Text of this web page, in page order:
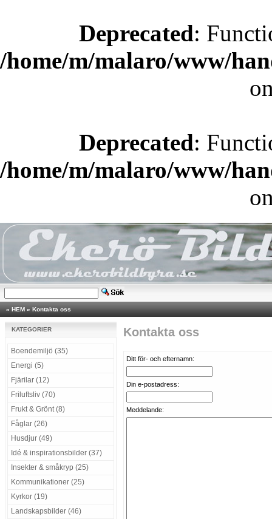
Deprecated:
/home/m/malaro/www/
Deprecated:
/home/m/malaro/www/
» HEM » Kontakta oss
KATEGORIER
Boendemiljö (35)
Energi (5)
Fjärilar (12)
Friluftsliv (70)
Frukt & Grönt (8)
Fåglar (26)
Husdjur (49)
Idé & inspirationsbilder (37)
Insekter & småkryp (25)
Kommunikationer (25)
Kyrkor (19)
Landskapsbilder (46)
Kontakta oss
Ditt för- och efternamn:
Din e-postadress:
Meddelande: